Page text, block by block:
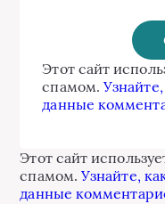
Этот сайт
спамом.
данные
Этот сайт
спамом.Узнайте,
данные